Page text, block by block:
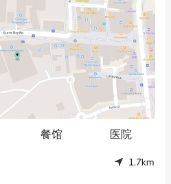
餐馆 医院
1.7km